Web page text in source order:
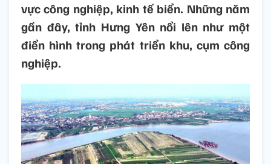
vực công nghiệp, kinh tế biển. Những năm
gần đây, tỉnh Hưng Yên nổi lên như một
điển hình trong phát triển khu, cụm công
nghiệp.